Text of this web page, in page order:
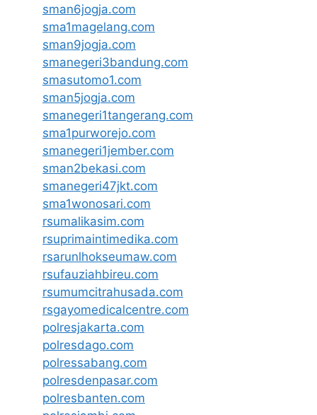
sman6jogja.com
sma1magelang.com
sman9jogja.com
smanegeri3bandung.com
smasutomo1.com
sman5jogja.com
smanegeri1tangerang.com
sma1purworejo.com
smanegeri1jember.com
sman2bekasi.com
smanegeri47jkt.com
sma1wonosari.com
rsumalikasim.com
rsuprimaintimedika.com
rsarunlhokseumaw.com
rsufauziahbireu.com
rsumumcitrahusada.com
rsgayomedicalcentre.com
polresjakarta.com
polresdago.com
polressabang.com
polresdenpasar.com
polresbanten.com